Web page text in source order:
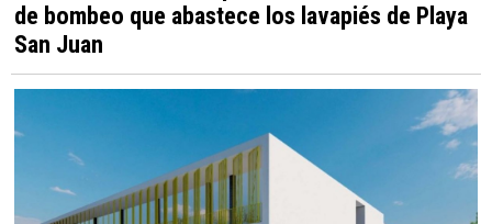
de bombeo que abastece los lavapiés de Playa
San Juan